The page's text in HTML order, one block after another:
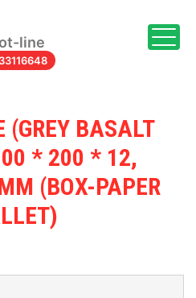
line
(GREY BASALT
* 200 * 12,
(BOX-PAPER